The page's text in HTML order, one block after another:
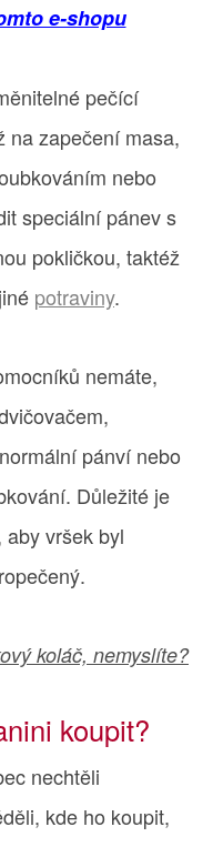
e-shopu
pečící
na zapečení masa,
nebo
speciální pánev s
pokličkou, taktéž
potraviny.
nemáte,
pánví nebo
Důležité je
vršek byl
koláč, nemyslíte?
koupit?
nechtěli
kde ho koupit,